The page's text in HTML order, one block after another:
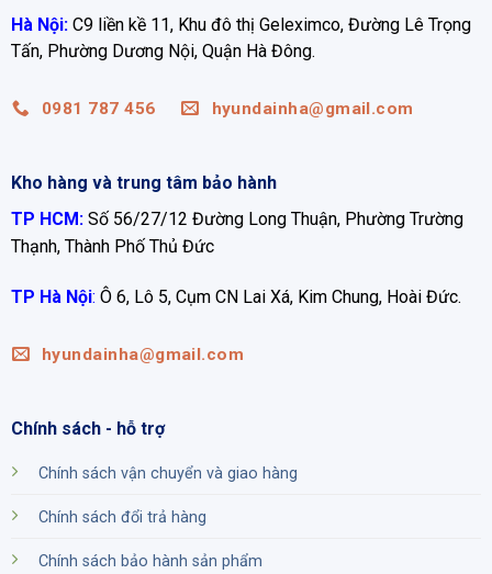
Hà Nội:C9 liền kề 11, Khu đô thị Geleximco, Đường Lê Trọng
Tấn, Phường Dương Nội, Quận Hà Đông.
0981 787 456 hyundainha@gmail.com
Kho hàng và trung tâm bảo hành
TP HCM: Số 56/27/12 Đường Long Thuận, Phường Trường
Thạnh, Thành Phố Thủ Đức
TP Hà Nội: Ô 6, Lô 5, Cụm CN Lai Xá, Kim Chung, Hoài Đức.
hyundainha@gmail.com
Chính sách - hỗ trợ
Chính sách vận chuyển và giao hàng
Chính sách đổi trả hàng
Chính sách bảo hành sản phẩm